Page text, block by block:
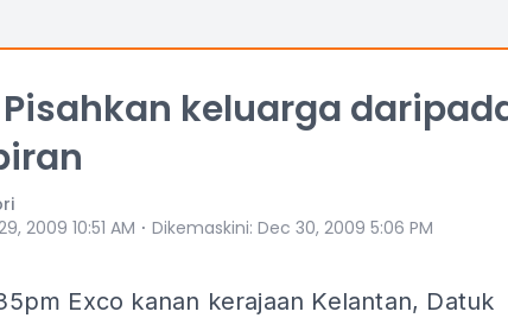
keluarga
2009 10:51 AM ⋅ Dikemaskini: Dec 30, 2009 5:06 PM
Exco kanan kerajaan Kelantan, Datuk